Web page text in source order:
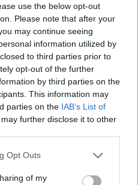
use the below opt-out
Please note that after your
may continue seeing
information utilized by
to third parties prior to
opt-out of the further
by third parties on the
This information may
parties on the IAB’s List of
further disclose it to other
uses one or more Google
behaviour. You may click to
Opt Outs
of my
(έως τρία έτη)
ταξίδια «με
στην τέλεση
να συμμετάσχει
ομάδας, με
ότι η εν λόγω
στις εγκληματικές
ομάδας ή με σκοπό